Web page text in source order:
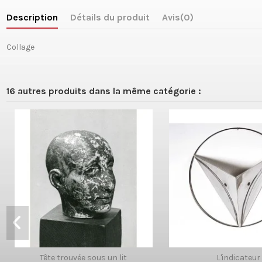
Description Détails du produit Avis(0)
Collage
16 autres produits dans la même catégorie :
Tête trouvée sous un lit L'indicateur